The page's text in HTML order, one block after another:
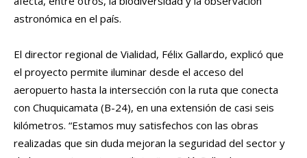
astronómica en el país.
El director regional de Vialidad, Félix Gallardo, explicó que
el proyecto permite iluminar desde el acceso del
aeropuerto hasta la intersección con la ruta que conecta
con Chuquicamata (B-24), en una extensión de casi seis
kilómetros. “Estamos muy satisfechos con las obras
realizadas que sin duda mejoran la seguridad del sector y